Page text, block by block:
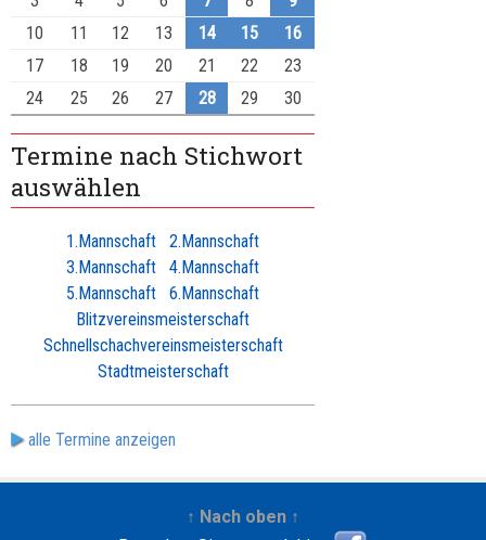
10
11 12 13 14 15
16
17
18 19 20 21 22
23
24
25 26 27 28 29 30
Termine nach Stichwort
auswählen
1.Mannschaft
2.Mannschaft
3.Mannschaft
4.Mannschaft
5.Mannschaft
6.Mannschaft
Blitzvereinsmeisterschaft
Schnellschachvereinsmeisterschaft
Stadtmeisterschaft
alle Termine anzeigen
↑ Nach oben ↑